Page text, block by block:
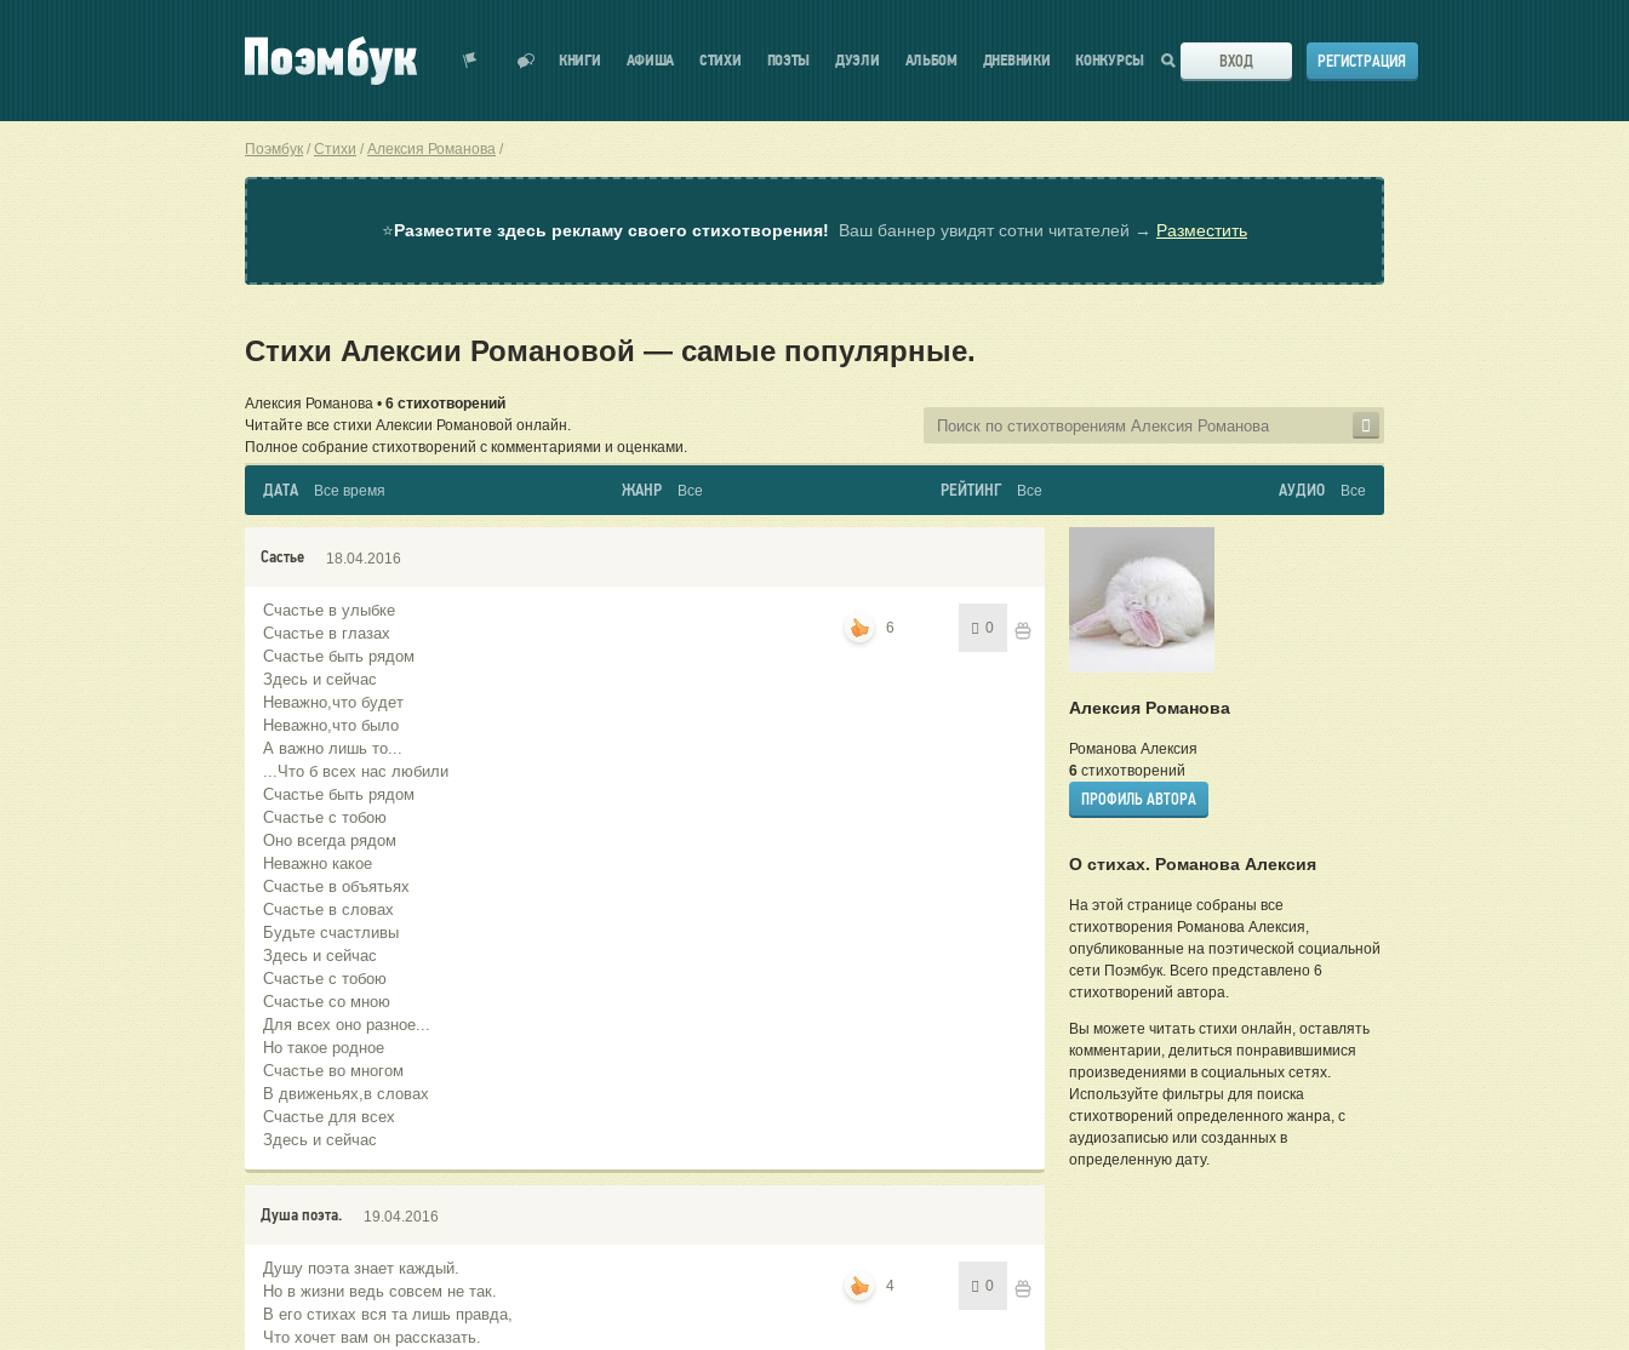
КНИГИ АФИША СТИХИ ПОЭТЫ ДУЭЛИ АЛЬБОМ ДНЕВНИКИ КОНКУРСЫ ВХОД РЕГИСТРАЦИЯ
Поэмбук Стихи Алексия Романова
⭐Разместите здесь рекламу своего стихотворения! Ваш баннер увидят сотни читателей → Разместить
Стихи Алексии Романовой — самые популярные.
Алексия Романова • 6 стихотворений
Читайте все стихи Алексии Романовой онлайн.
Полное собрание стихотворений с комментариями и оценками.
ДАТА Все время ЖАНР Все РЕЙТИНГ Все АУДИО Все
Састье 18.04.2016
Счастье в улыбке
Счастье в глазах
Счастье быть рядом
Здесь и сейчас
Неважно,что будет
Неважно,что было
А важно лишь то...
...Что б всех нас любили
Счастье быть рядом
Счастье с тобою
Оно всегда рядом
Неважно какое
Счастье в объятьях
Счастье в словах
Будьте счастливы
Здесь и сейчас
Счастье с тобою
Счастье со мною
Для всех оно разное...
Но такое родное
Счастье во многом
В движеньях,в словах
Счастье для всех
Здесь и сейчас
6 0
Душа поэта. 19.04.2016
Душу поэта знает каждый.
Но в жизни ведь совсем не так.
В его стихах вся та лишь правда,
Что хочет вам он рассказать.
4 0
Алексия Романова
Романова Алексия
6стихотворений
ПРОФИЛЬ АВТОРА
О стихах. Романова Алексия
На этой странице собраны все
стихотворения Романова Алексия,
опубликованные на поэтической социальной
сети Поэмбук. Всего представлено 6
стихотворений автора.
Вы можете читать стихи онлайн, оставлять
комментарии, делиться понравившимися
произведениями в социальных сетях.
Используйте фильтры для поиска
стихотворений определенного жанра, с
аудиозаписью или созданных в
определенную дату.